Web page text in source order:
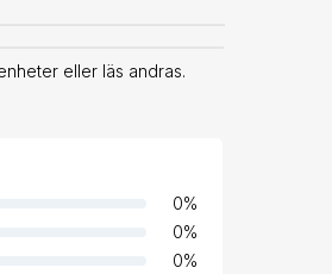
eller läs andras.
0%
0%
0%